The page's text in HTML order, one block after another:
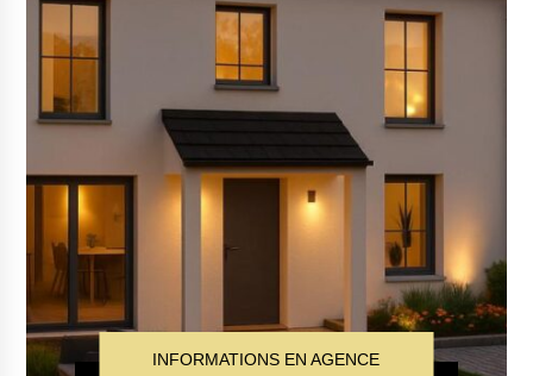
INFORMATIONS EN AGENCE